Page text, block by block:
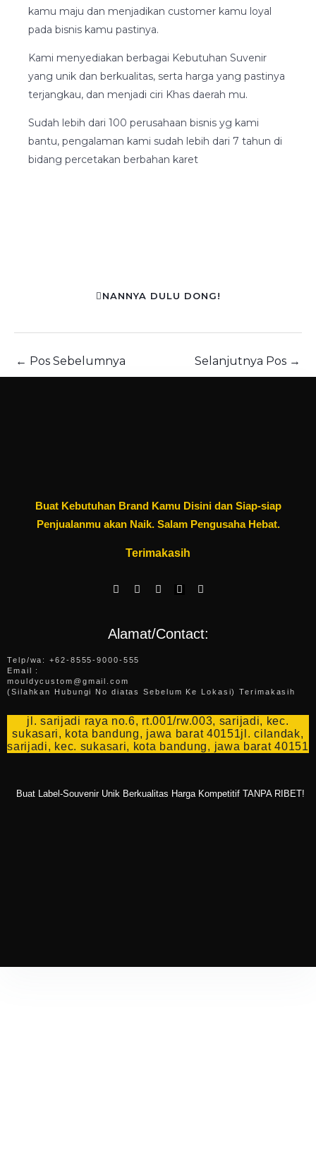
kamu maju dan menjadikan customer kamu loyal
pada bisnis kamu pastinya.
Kami menyediakan berbagai Kebutuhan Suvenir
yang unik dan berkualitas, serta harga yang pastinya
terjangkau, dan menjadi ciri Khas daerah mu.
Sudah lebih dari 100 perusahaan bisnis yg kami
bantu, pengalaman kami sudah lebih dari 7 tahun di
bidang percetakan berbahan karet
NANNYA DULU DONG!
← Pos Sebelumnya Selanjutnya Pos →
Buat Kebutuhan Brand Kamu Disini dan Siap-siap
Penjualanmu akan Naik. Salam Pengusaha Hebat.
Terimakasih
a
o
k
-
h
a
p
n
g
n
o
o
b
Alamat/Contact:
Telp/wa: +62-8555-9000-555
Email :
mouldycustom@gmail.com
(Silahkan Hubungi No diatas Sebelum Ke Lokasi) Terimakasih
jl. sarijadi raya no.6, rt.001/rw.003, sarijadi, kec.
sukasari, kota bandung, jawa barat 40151jl. cilandak,
sarijadi, kec. sukasari, kota bandung, jawa barat 40151
Buat Label-Souvenir Unik Berkualitas Harga Kompetitif TANPA RIBET!